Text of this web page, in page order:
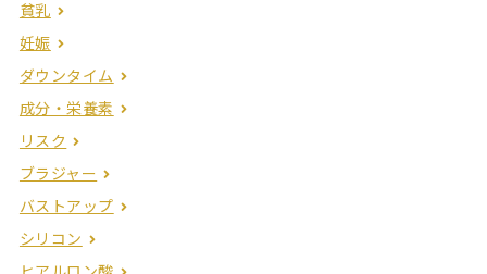
貧乳
妊娠
ダウンタイム
成分・栄養素
リスク
ブラジャー
バストアップ
シリコン